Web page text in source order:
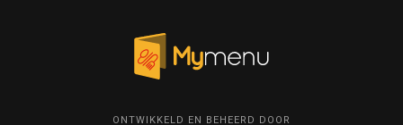
ONTWIKKELD EN BEHEERD DOOR